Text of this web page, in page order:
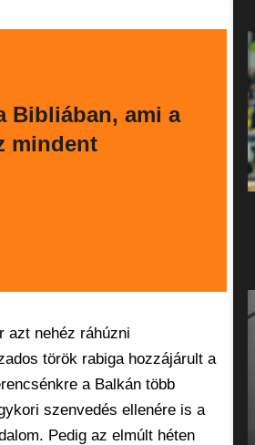
Bibliában, ami a
mindent
azt nehéz ráhúzni
török rabiga hozzájárult a
a Balkán több
szenvedés ellenére is a
Pedig az elmúlt héten